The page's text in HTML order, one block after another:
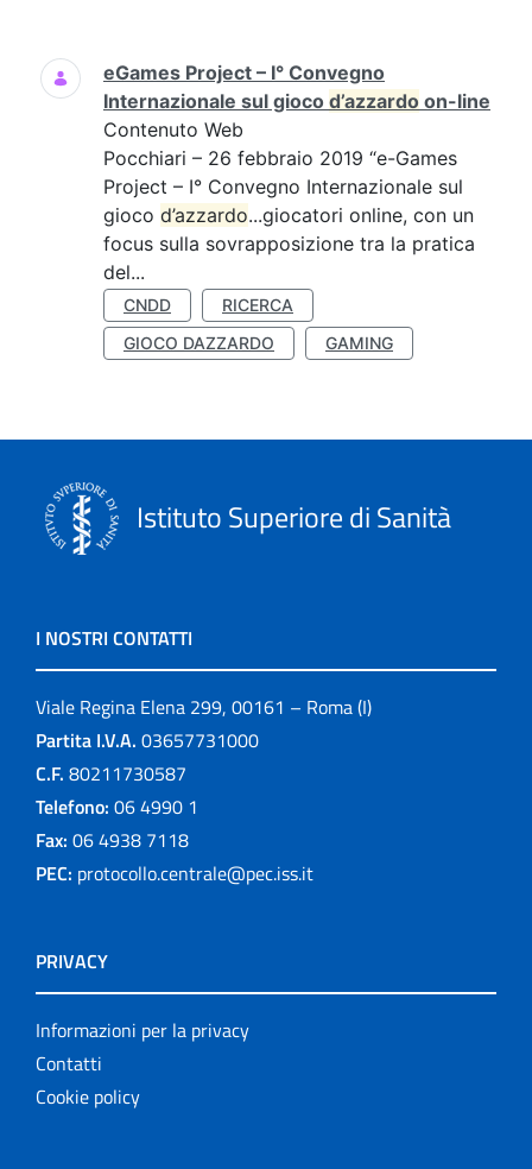
Ricerca
eGames Project – I° Convegno
Internazionale sul gioco d’azzardo on-line
Contenuto Web
Pocchiari – 26 febbraio 2019 “e-Games
Project – I° Convegno Internazionale sul
gioco d’azzardo...giocatori online, con un
focus sulla sovrapposizione tra la pratica
del...
CNDD
RICERCA
GIOCO DAZZARDO
GAMING
Istituto Superiore di Sanità
I NOSTRI CONTATTI
Viale Regina Elena 299, 00161 – Roma (I)
Partita I.V.A. 03657731000
C.F. 80211730587
Telefono: 06 4990 1
Fax: 06 4938 7118
PEC: protocollo.centrale@pec.iss.it
PRIVACY
Informazioni per la privacy
Contatti
Cookie policy